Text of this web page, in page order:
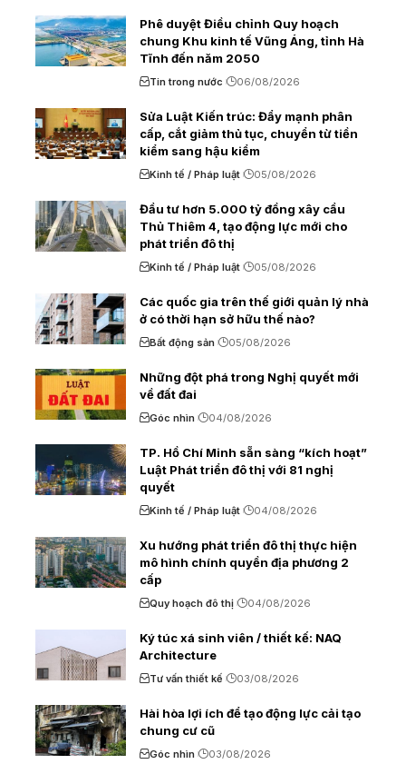
Phê duyệt Điều chỉnh Quy hoạch
chung Khu kinh tế Vũng Áng, tỉnh Hà
Tĩnh đến năm 2050
Tin trong nước 06/08/2026
Sửa Luật Kiến trúc: Đẩy mạnh phân
cấp, cắt giảm thủ tục, chuyển từ tiền
kiểm sang hậu kiểm
Kinh tế / Pháp luật 05/08/2026
Đầu tư hơn 5.000 tỷ đồng xây cầu
Thủ Thiêm 4, tạo động lực mới cho
phát triển đô thị
Kinh tế / Pháp luật 05/08/2026
Các quốc gia trên thế giới quản lý nhà
ở có thời hạn sở hữu thế nào?
Bất động sản 05/08/2026
Những đột phá trong Nghị quyết mới
về đất đai
Góc nhìn 04/08/2026
TP. Hồ Chí Minh sẵn sàng “kích hoạt”
Luật Phát triển đô thị với 81 nghị
quyết
Kinh tế / Pháp luật 04/08/2026
Xu hướng phát triển đô thị thực hiện
mô hình chính quyền địa phương 2
cấp
Quy hoạch đô thị 04/08/2026
Ký túc xá sinh viên / thiết kế: NAQ
Architecture
Tư vấn thiết kế 03/08/2026
Hài hòa lợi ích để tạo động lực cải tạo
chung cư cũ
Góc nhìn 03/08/2026